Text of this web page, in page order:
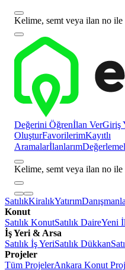
Kelime, semt veya ilan no ile
Değerini Öğrenİlan VerGiriş
OluşturFavorilerimKayıtlı
Aramalarİlanlarım
Kelime, semt veya ilan no ile
SatılıkKiralıkYatırım
Konut
Satılık KonutSatılık DaireYeni
İş Yeri & Arsa
Satılık İş YeriSatılık Dükkan
Projeler
Tüm ProjelerAnkara Konut